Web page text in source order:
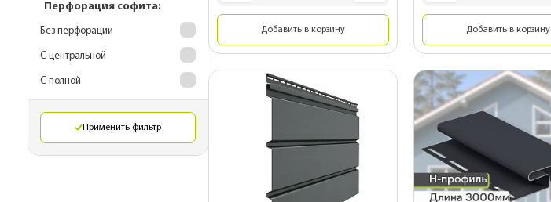
Перфорация софита:
Без перфорации
С центральной
С полной
Применить фильтр
Добавить в корзину Добавить в корзину